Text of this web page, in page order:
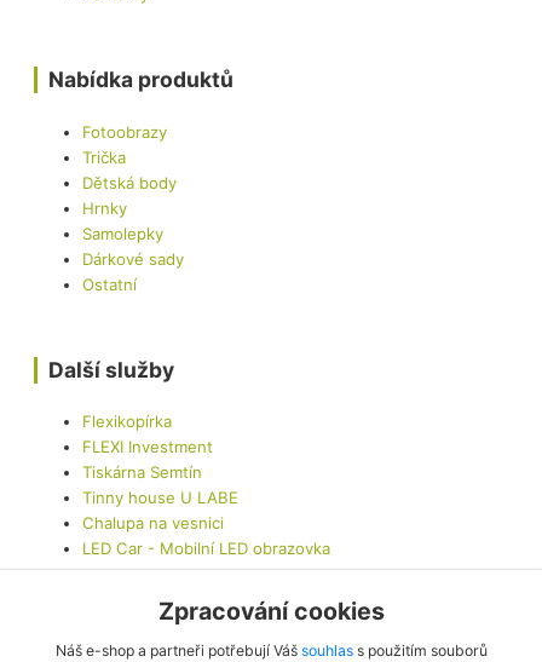
Nabídka produktů
Fotoobrazy
Trička
Dětská body
Hrnky
Samolepky
Dárkové sady
Ostatní
Další služby
Flexikopírka
FLEXI Investment
Tiskárna Semtín
Tinny house U LABE
Chalupa na vesnici
LED Car - Mobilní LED obrazovka
Zpracování cookies
Náš e-shop a partneři potřebují Váš souhlass použitím souborů